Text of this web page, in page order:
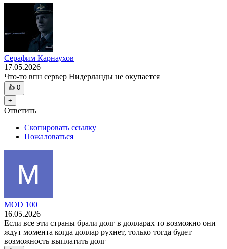
Серафим Карнаухов
17.05.2026
Что-то впн сервер Нидерланды не окупается
👍 0
+
Ответить
Скопировать ссылку
Пожаловаться
MOD 100
16.05.2026
Если все эти страны брали долг в долларах то возможно они
ждут момента когда доллар рухнет, только тогда будет
возможность выплатить долг